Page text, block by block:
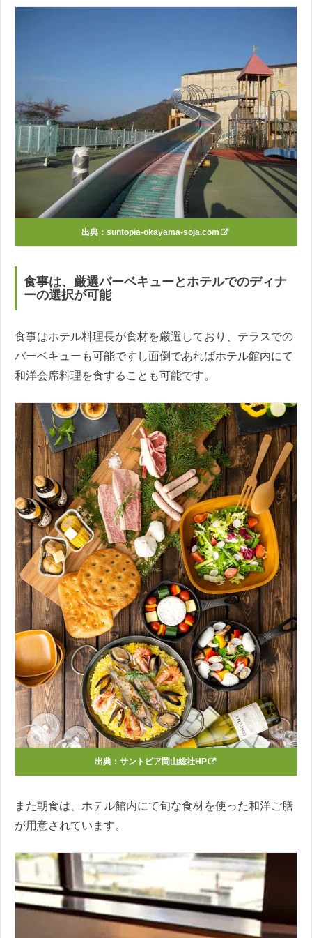
出典： suntopia-okayama-soja.com
食事は、厳選バーベキューとホテルでのディナ
ーの選択が可能
食事はホテル料理長が食材を厳選しており、テラスでの
バーベキューも可能ですし面倒であればホテル館内にて
和洋会席料理を食することも可能です。
出典： サントピア岡山総社HP
また朝食は、ホテル館内にて旬な食材を使った和洋ご膳
が用意されています。